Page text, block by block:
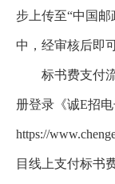
步上传至“中国
中，经审核后即
标书费支付
册登录《诚E招
https://
目线上支付标书